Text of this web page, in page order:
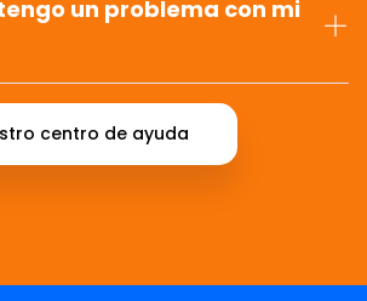
un problema con mi
centro de ayuda